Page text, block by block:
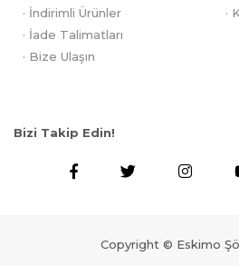
· İndirimli Ürünler
· İade Talimatları
· Bize Ulaşın
·
Bizi Takip Edin!
Copyright © Eskimo